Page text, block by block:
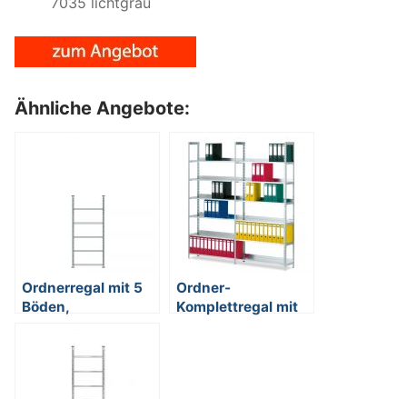
Ähnliche Angebote:
Ordnerregal mit 5
Böden,
Schraubsystem,
750x600x1850
Ordner-
Komplettregal mit